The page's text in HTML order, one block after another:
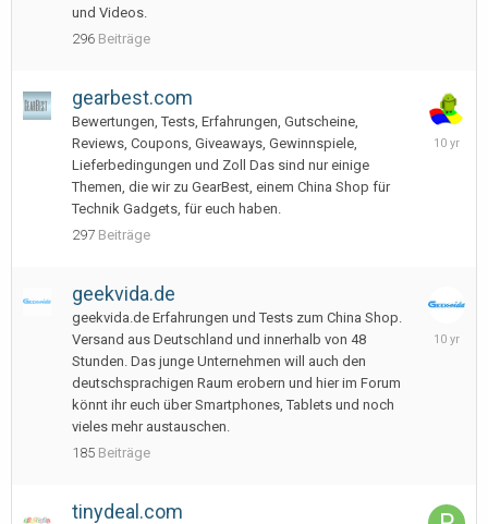
und Videos.
296 Beiträge
gearbest.com
Bewertungen, Tests, Erfahrungen, Gutscheine,
Reviews, Coupons, Giveaways, Gewinnspiele,
Lieferbedingungen und Zoll Das sind nur einige
Themen, die wir zu GearBest, einem China Shop für
Technik Gadgets, für euch haben.
297 Beiträge
June
geekvida.de
geekvida.de Erfahrungen und Tests zum China Shop.
Versand aus Deutschland und innerhalb von 48
Stunden. Das junge Unternehmen will auch den
deutschsprachigen Raum erobern und hier im Forum
könnt ihr euch über Smartphones, Tablets und noch
vieles mehr austauschen.
185 Beiträge
June
tinydeal.com